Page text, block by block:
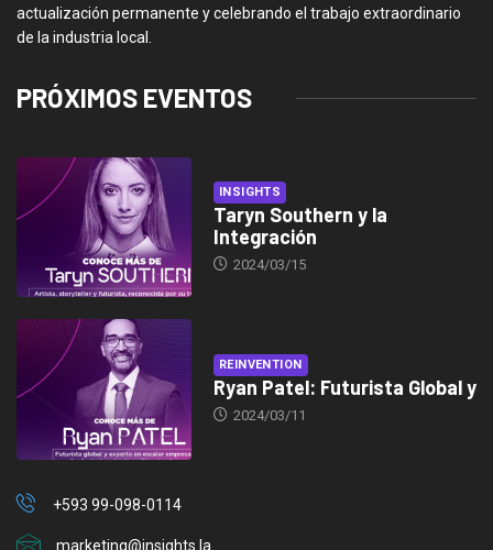
actualización permanente y celebrando el trabajo extraordinario
de la industria local.
PRÓXIMOS EVENTOS
INSIGHTS
Taryn Southern y la
Integración
2024/03/15
REINVENTION
Ryan Patel: Futurista Global y
2024/03/11
+593 99-098-0114
marketing@insights.la